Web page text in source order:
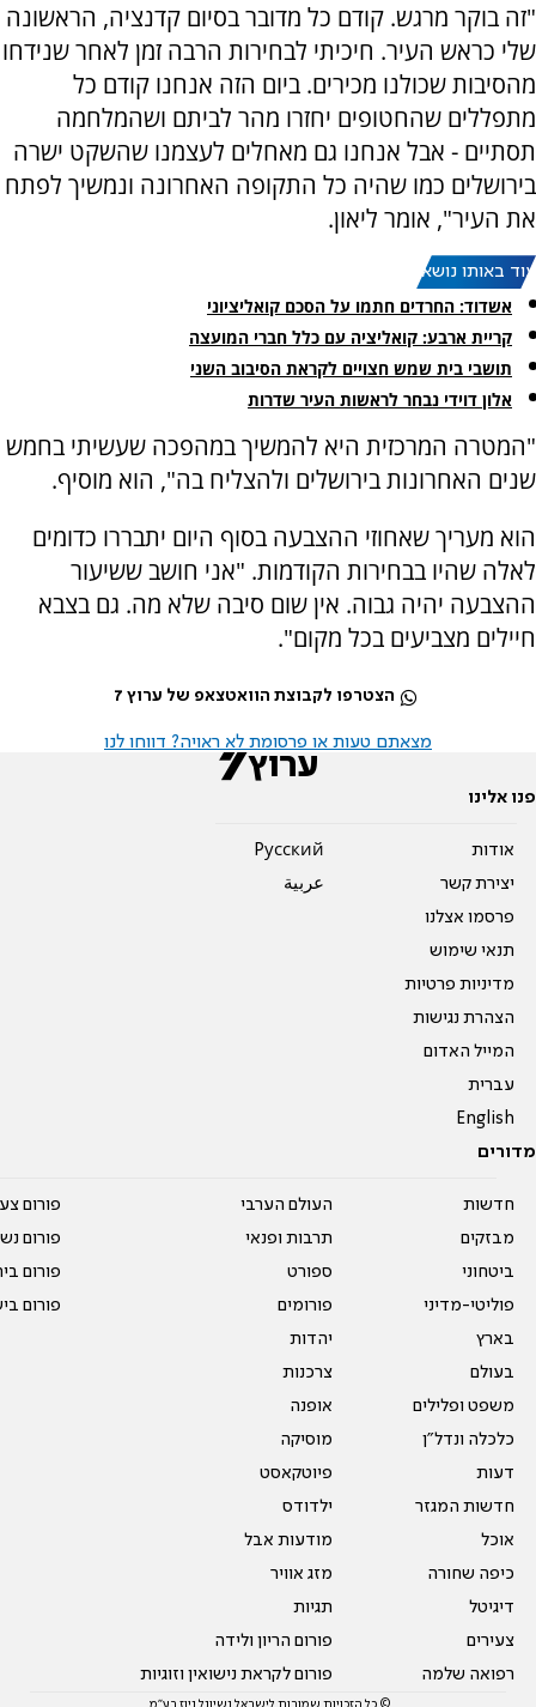
"זה בוקר מרגש. קודם כל מדובר בסיום קדנציה, הראשונה
שלי כראש העיר. חיכיתי לבחירות הרבה זמן לאחר שנידחו
מהסיבות שכולנו מכירים. ביום הזה אנחנו קודם כל
מתפללים שהחטופים יחזרו מהר לביתם ושהמלחמה
תסתיים - אבל אנחנו גם מאחלים לעצמנו שהשקט ישרה
בירושלים כמו שהיה כל התקופה האחרונה ונמשיך לפתח
את העיר", אומר ליאון.
עוד באותו נושא:
אשדוד: החרדים חתמו על הסכם קואליציוני
קריית ארבע: קואליציה עם כלל חברי המועצה
תושבי בית שמש חצויים לקראת הסיבוב השני
אלון דוידי נבחר לראשות העיר שדרות
"המטרה המרכזית היא להמשיך במהפכה שעשיתי בחמש
שנים האחרונות בירושלים ולהצליח בה", הוא מוסיף.
הוא מעריך שאחוזי ההצבעה בסוף היום יתבררו כדומים
לאלה שהיו בבחירות הקודמות. "אני חושב ששיעור
ההצבעה יהיה גבוה. אין שום סיבה שלא מה. גם בצבא
חיילים מצביעים בכל מקום".
הצטרפו לקבוצת הוואטצאפ של ערוץ 7
מצאתם טעות או פרסומת לא ראויה? דווחו לנו
פנו אלינו
אודות
יצירת קשר
פרסמו אצלנו
תנאי שימוש
מדיניות פרטיות
הצהרת נגישות
המייל האדום
עברית
English
Pусский
عربية
מדורים
חדשות
מבזקים
ביטחוני
פוליטי-מדיני
בארץ
בעולם
משפט ופלילים
כלכלה ונדל"ן
דעות
חדשות המגזר
אוכל
כיפה שחורה
דיגיטל
צעירים
רפואה שלמה
העולם הערבי
תרבות ופנאי
ספורט
פורומים
יהדות
צרכנות
אופנה
מוסיקה
פיוטקאסט
ילדודס
מודעות אבל
מזג אוויר
תגיות
פורום הריון ולידה
פורום לקראת נישואין וזוגיות
פורום
פורום
פורום
פורום
© כל הזכויות שמורות לישראל נשיונל ניוז בע"מ.